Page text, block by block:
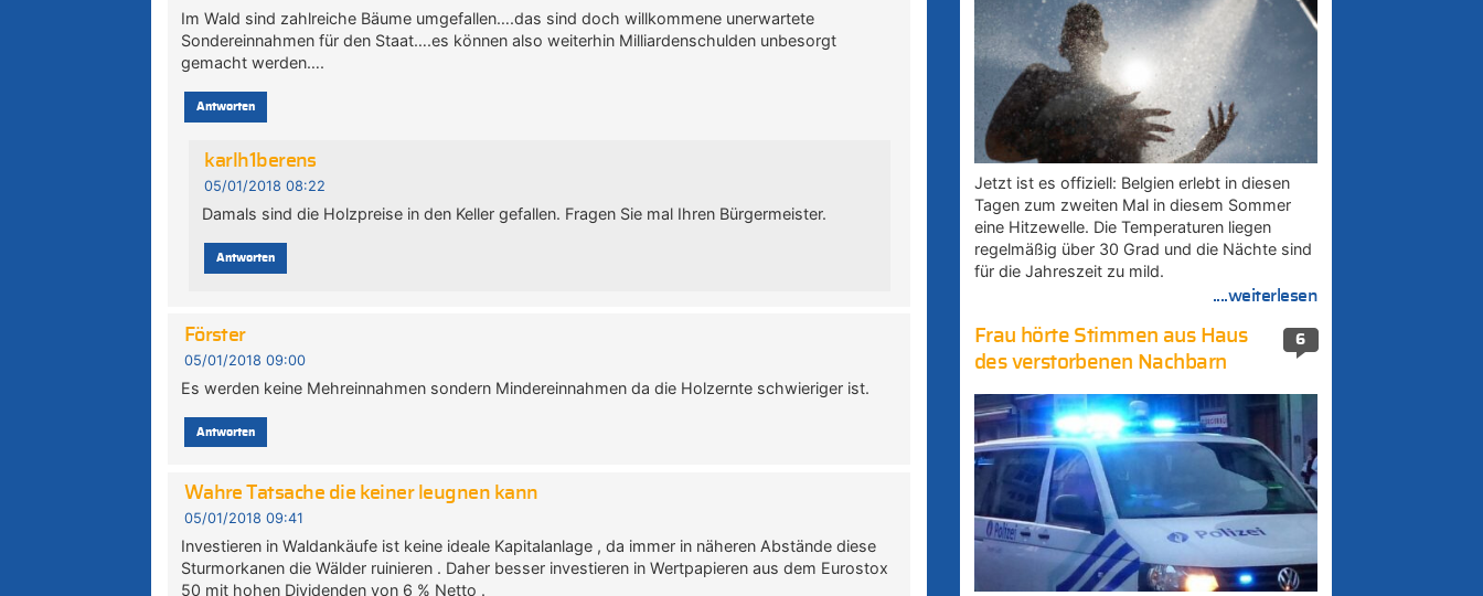
Im Wald sind zahlreiche Bäume umgefallen….das sind doch willkommene unerwartete
Sondereinnahmen für den Staat….es können also weiterhin Milliardenschulden unbesorgt
gemacht werden….
Antworten
karlh1berens
05/01/2018 08:22
Damals sind die Holzpreise in den Keller gefallen. Fragen Sie mal Ihren Bürgermeister.
Antworten
Förster
05/01/2018 09:00
Es werden keine Mehreinnahmen sondern Mindereinnahmen da die Holzernte schwieriger ist.
Antworten
Wahre Tatsache die keiner leugnen kann
05/01/2018 09:41
Investieren in Waldankäufe ist keine ideale Kapitalanlage , da immer in näheren Abstände diese
Sturmorkanen die Wälder ruinieren . Daher besser investieren in Wertpapieren aus dem Eurostox
50 mit hohen Dividenden von 6 % Netto .
Jetzt ist es offiziell: Belgien erlebt in diesen
Tagen zum zweiten Mal in diesem Sommer
eine Hitzewelle. Die Temperaturen liegen
regelmäßig über 30 Grad und die Nächte sind
für die Jahreszeit zu mild.
....weiterlesen
6
Frau hörte Stimmen aus Haus
des verstorbenen Nachbarn